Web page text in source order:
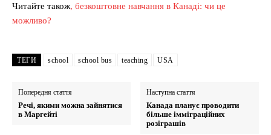
Читайте також, безкоштовне навчання в Канаді: чи це
можливо?
ТЕГИ school school bus teaching USA
Попередня стаття
Речі, якими можна зайнятися
в Маргейті
Наступна стаття
Канада планує проводити
більше імміграційних
розіграшів